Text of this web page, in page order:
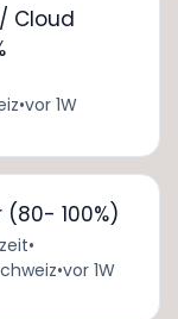
Cloud
•vor 1W
100%)
•
•vor 1W